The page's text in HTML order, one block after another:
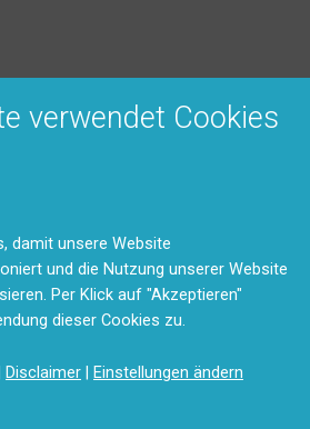
Unser Team
Rücksendungen und Reparaturen
(RMA)
Feedback
Kontaktformular
verwendet Cookies
damit unsere Website
und die Nutzung unserer Website
Per Klick auf "Akzeptieren"
dieser Cookies zu.
Disclaimer | Einstellungen ändern